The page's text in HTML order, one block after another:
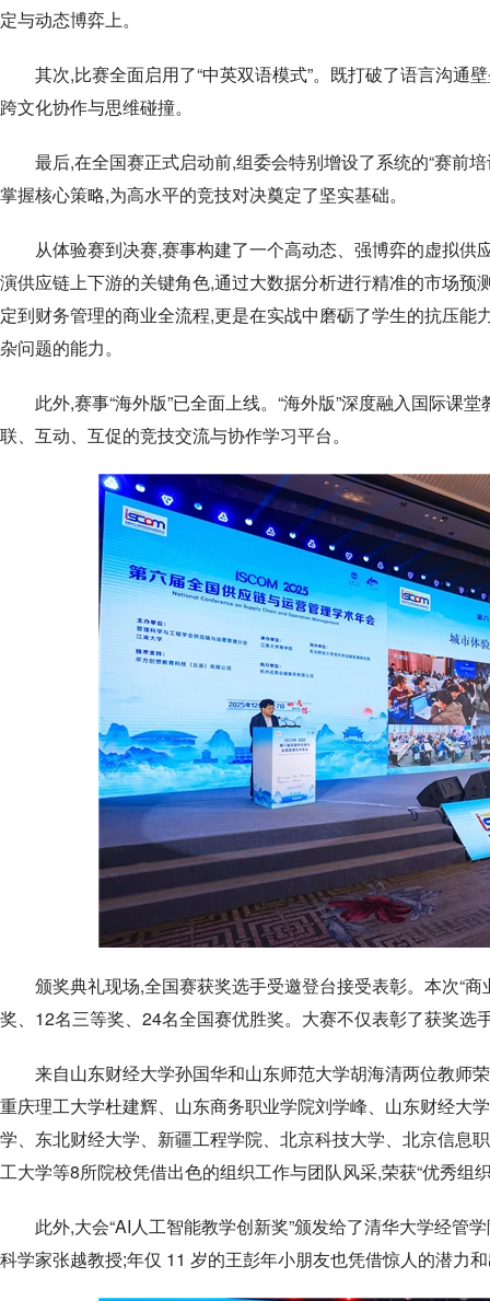
定与动态博弈上。
其次,比赛全面启用了“中英双语模式”。既打破了语言沟通
跨文化协作与思维碰撞。
最后,在全国赛正式启动前,组委会特别增设了系统的“赛前
掌握核心策略,为高水平的竞技对决奠定了坚实基础。
从体验赛到决赛,赛事构建了一个高动态、强博弈的虚拟
演供应链上下游的关键角色,通过大数据分析进行精准的市场
定到财务管理的商业全流程,更是在实战中磨砺了学生的抗压
杂问题的能力。
此外,赛事“海外版”已全面上线。“海外版”深度融入国际课
联、互动、互促的竞技交流与协作学习平台。
颁奖典礼现场,全国赛获奖选手受邀登台接受表彰。本次“
奖、12名三等奖、24名全国赛优胜奖。大赛不仅表彰了获奖选
来自山东财经大学孙国华和山东师范大学胡海清两位教师
重庆理工大学杜建辉、山东商务职业学院刘学峰、山东财经大
学、东北财经大学、新疆工程学院、北京科技大学、北京信息
工大学等8所院校凭借出色的组织工作与团队风采,荣获“优秀组
此外,大会“AI人工智能教学创新奖”颁发给了清华大学经管
科学家张越教授;年仅 11 岁的王彭年小朋友也凭借惊人的潜力